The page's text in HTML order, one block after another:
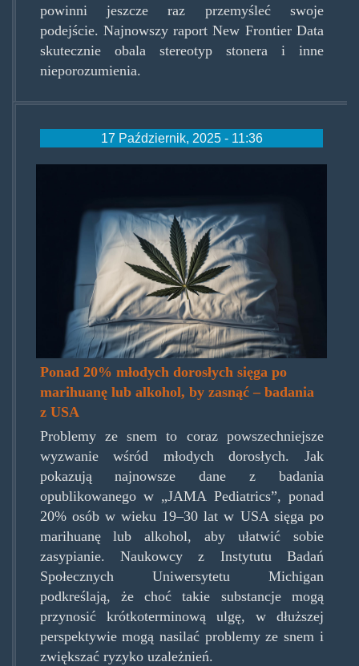
powinni jeszcze raz przemyśleć swoje
podejście. Najnowszy raport New Frontier Data
skutecznie obala stereotyp stonera i inne
nieporozumienia.
17 Październik, 2025 - 11:36
pillow-
bed-
cannabis-
sleep.jpg
Ponad 20% młodych dorosłych sięga po
marihuanę lub alkohol, by zasnąć – badania
z USA
Problemy ze snem to coraz powszechniejsze
wyzwanie wśród młodych dorosłych. Jak
pokazują najnowsze dane z badania
opublikowanego w „JAMA Pediatrics”, ponad
20% osób w wieku 19–30 lat w USA sięga po
marihuanę lub alkohol, aby ułatwić sobie
zasypianie. Naukowcy z Instytutu Badań
Społecznych Uniwersytetu Michigan
podkreślają, że choć takie substancje mogą
przynosić krótkoterminową ulgę, w dłuższej
perspektywie mogą nasilać problemy ze snem i
zwiększać ryzyko uzależnień.